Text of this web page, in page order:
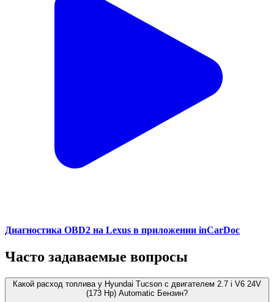
Диагностика OBD2 на Lexus в приложении inCarDoc
Часто задаваемые вопросы
Какой расход топлива у Hyundai Tucson с двигателем 2.7 i V6 24V
(173 Hp) Automatic Бензин?